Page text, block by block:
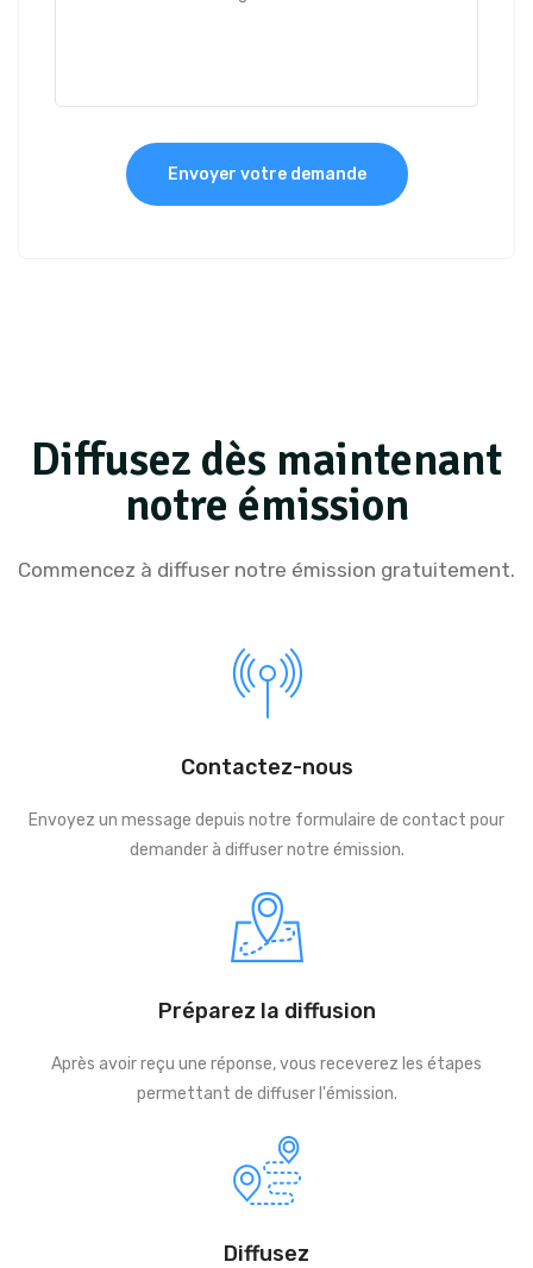
Envoyer votre demande
Diffusez dès maintenant
notre émission
Commencez à diffuser notre émission gratuitement.
Contactez-nous
Envoyez un message depuis notre formulaire de contact pour
demander à diffuser notre émission.
Préparez la diffusion
Après avoir reçu une réponse, vous receverez les étapes
permettant de diffuser l'émission.
Diffusez